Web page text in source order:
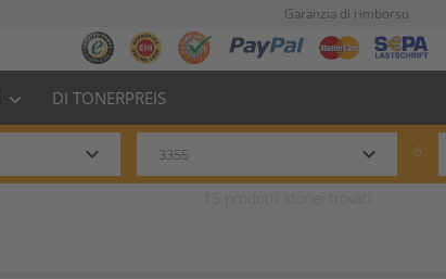
Garanzia di rimborso
keyboard_arrow_down DI TONERPREIS
keyboard_arrow_down keyboard_arrow_down ó